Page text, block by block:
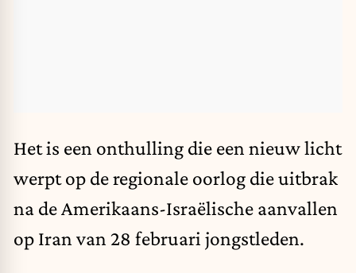
Het is een onthulling die een nieuw licht
werpt op de regionale oorlog die uitbrak
na de Amerikaans-Israëlische aanvallen
op Iran van 28 februari jongstleden.